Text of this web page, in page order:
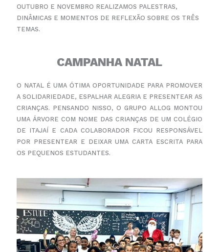
OUTUBRO E NOVEMBRO REALIZAMOS PALESTRAS,
DINÂMICAS E MOMENTOS DE REFLEXÃO SOBRE OS TRÊS
TEMAS.
CAMPANHA NATAL
O NATAL É UMA ÓTIMA OPORTUNIDADE PARA PROMOVER
A SOLIDARIEDADE, ESPALHAR ALEGRIA E PRESENTEAR AS
CRIANÇAS. PENSANDO NISSO, O GRUPO ALLOG MONTOU
UMA ÁRVORE COM NOME DAS CRIANÇAS DE UM COLÉGIO
DE ITAJAÍ E CADA COLABORADOR FICOU RESPONSÁVEL
POR PRESENTEAR E DEIXAR UMA CARTA ESCRITA PARA
OS PEQUENOS ESTUDANTES.